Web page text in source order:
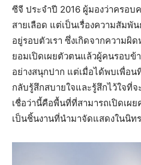
ซีจี ประจำปี 2016 ผู้มองว่าครอบ
สายเลือด แต่เป็นเรื่องความสัมพั
อยู่รอบตัวเรา ซึ่งเกิดจากความผิด
ยอมเปิดเผยตัวตนแล้วผู้คนรอบข้
อย่างสนุกปาก แต่เมื่อได้พบเพื่อน
กลับรู้สึกสบายใจและรู้สึกไว้ใจที่
เชื่อว่านี้คือพื้นที่ที่สามารถเปิดเผ
เป็นชิ้นงานที่นำมาจัดแสดงในนิท